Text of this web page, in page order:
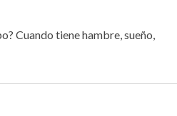
Cuando tiene hambre, sueño,